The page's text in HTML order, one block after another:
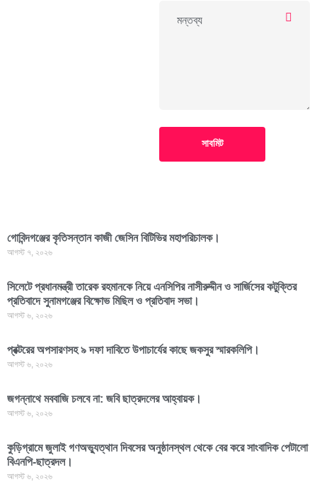
সাবমিট
গোবিন্দগঞ্জের কৃতিসন্তান কাজী জেসিন বিটিভির মহাপরিচালক।
আগস্ট ৭, ২০২৬
সিলেটে প্রধানমন্ত্রী তারেক রহমানকে নিয়ে এনসিপির নাসীরুদ্দীন ও সার্জিসের কটুক্তির
প্রতিবাদে সুনামগঞ্জের বিক্ষোভ মিছিল ও প্রতিবাদ সভা।
আগস্ট ৬, ২০২৬
প্রক্টরের অপসারণসহ ৯ দফা দাবিতে উপাচার্যের কাছে জকসুর স্মারকলিপি।
আগস্ট ৬, ২০২৬
জগন্নাথে মববাজি চলবে না: জবি ছাত্রদলের আহ্বায়ক।
আগস্ট ৬, ২০২৬
কুড়িগ্রামে জুলাই গণঅভ্যুত্থান দিবসের অনুষ্ঠানস্থল থেকে বের করে সাংবাদিক পেটালো
বিএনপি-ছাত্রদল।
আগস্ট ৬, ২০২৬